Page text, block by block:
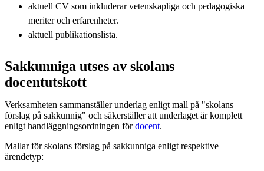
aktuell CV som inkluderar vetenskapliga och pedagogiska
meriter och erfarenheter.
aktuell publikationslista.
Sakkunniga utses av skolans
docentutskott
Verksamheten sammanställer underlag enligt mall på "skolans
förslag på sakkunnig" och säkerställer att underlaget är komplett
enligt handläggningsordningen fördocent.
Mallar för skolans förslag på sakkunniga enligt respektive
ärendetyp: